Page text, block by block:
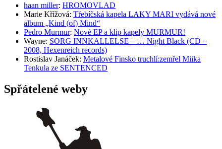
haan miller: HROMOVLAD
Marie Křížová: Třebíčská kapela LAKY MARI vydává nové
album „Kind (of) Mind“
Pedro Murmur: Nové EP a klip kapely MURMUR!
Wayne: SORG INNKALLELSE – … Night Black (CD –
2008, Hexenreich records)
Rostislav Janáček: Metalové Finsko truchlí:zemřel Miika
Tenkula ze SENTENCED
Spřátelené weby